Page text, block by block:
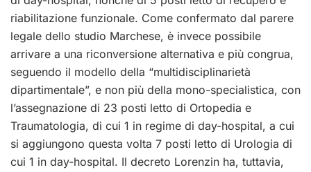
riabilitazione funzionale. Come confermato dal parere
legale dello studio Marchese, è invece possibile
arrivare a una riconversione alternativa e più congrua,
seguendo il modello della “multidisciplinarietà
dipartimentale”, e non più della mono-specialistica, con
l’assegnazione di 23 posti letto di Ortopedia e
Traumatologia, di cui 1 in regime di day-hospital, a cui
si aggiungono questa volta 7 posti letto di Urologia di
cui 1 in day-hospital. Il decreto Lorenzin ha, tuttavia,